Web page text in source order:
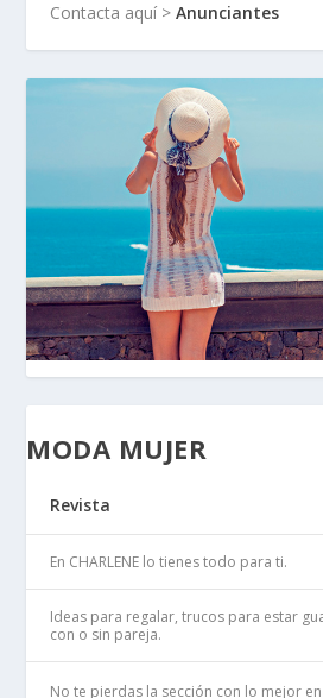
Contacta aquí >Anunciantes
MODA MUJER
Revista
En CHARLENE lo tienes todo para ti.
Ideas para regalar, trucos para estar
con o sin pareja.
No te pierdas la sección con lo mejor en